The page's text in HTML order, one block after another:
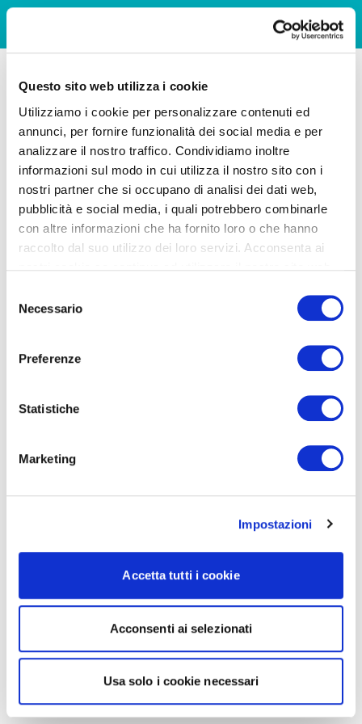
Questo sito web utilizza i cookie
Utilizziamo i cookie per personalizzare contenuti ed
annunci, per fornire funzionalità dei social media e per
analizzare il nostro traffico. Condividiamo inoltre
informazioni sul modo in cui utilizza il nostro sito con i
nostri partner che si occupano di analisi dei dati web,
pubblicità e social media, i quali potrebbero combinarle
con altre informazioni che ha fornito loro o che hanno
raccolto dal suo utilizzo dei loro servizi. Acconsenta ai
delNecessario
Preferenze
Statistiche
Marketing
Impostazioni
Accetta tutti i cookie
Acconsenti ai selezionati
Usa solo i cookie necessari